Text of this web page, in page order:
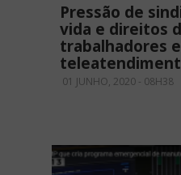
Pressão de
vida e direitos
trabalhadores
01 JUNHO, 2020 - 08H38